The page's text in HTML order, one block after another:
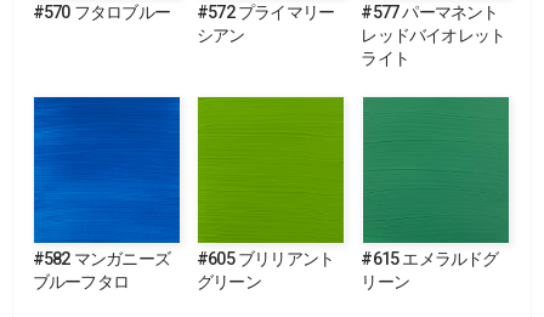
#570 フタロブルー
#572 プライマリー
シアン
#577 パーマネント
レッドバイオレット
ライト
#582 マンガニーズ
ブルーフタロ
#605 ブリリアント
グリーン
#615 エメラルドグ
リーン